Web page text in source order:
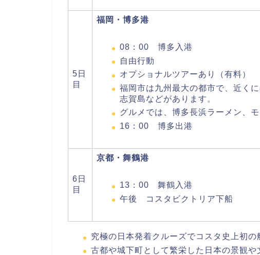
5日
目
福岡・博多港
08：00 博多入港
自由行動
オプショナルツアーあり（有料）
福岡市は九州最大の都市で、近く
志賀島などがあります。
グルメでは、博多長浜ラーメン、
16：00 博多出港
6日
目
京都・舞鶴港
13：00 舞鶴入港
午後 コスタビクトリア下船
究極の日本発着クルーズでコスタ史上初の
古都や城下町として繁栄した日本の景観や